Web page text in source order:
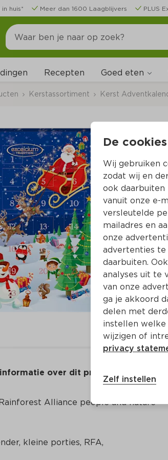
huis* Meer dan 1600 Laagblijvers PLUS
Recepten Goed eten
Kerstassortiment Kerst
over dit product
Alliance people and nature
kleine porties, RFA,
De
Wij gebruiken
zodat wij en
ook daarbuiten
vanuit onze e-
versleutelde
mailadres en
onze
advertenties te
daarbuiten.
analyses uit te
van onze
ga je akkoord
delen met
instellen welke
wijzigen of
privacy
Zelf instellen